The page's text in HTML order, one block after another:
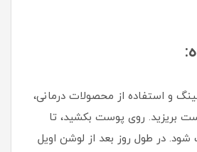
و استفاده از محصولات درمانی،
بریزید. روی پوست بکشید، تا
شود. در طول روز بعد از لوشن اویل